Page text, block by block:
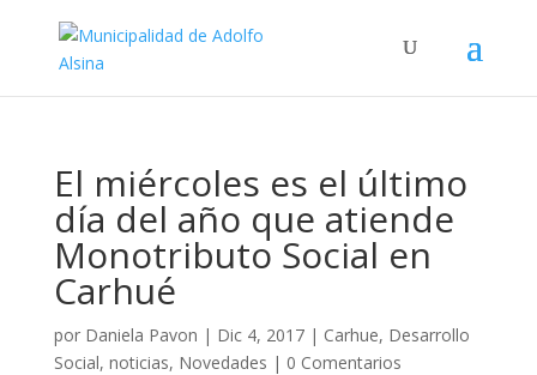
El miércoles es el último
día del año que atiende
Monotributo Social en
Carhué
por Daniela Pavon | Dic 4, 2017| Carhue, Desarrollo
Social, noticias, Novedades | 0 Comentarios